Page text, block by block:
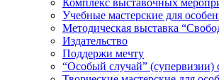
Учебные мастерские для
Методическая выставка
Издательство
Поддержи мечту
“Особый случай” (супервизии)